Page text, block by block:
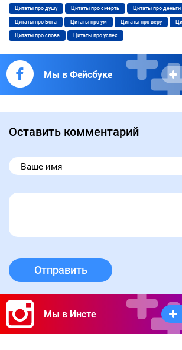
Цитаты про душу Цитаты про смерть Цитаты про деньги
Цитаты про Бога Цитаты про ум Цитаты про веру
Цитаты про слова Цитаты про успех
Мы в Фейсбуке
Оставить комментарий
Отправить
Мы в Инсте